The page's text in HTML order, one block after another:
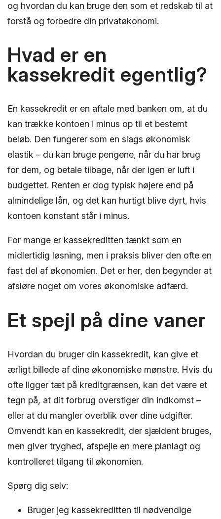
og hvordan du kan bruge den som et redskab til at
forstå og forbedre din privatøkonomi.
Hvad er en
kassekredit egentlig?
En kassekredit er en aftale med banken om, at du
kan trække kontoen i minus op til et bestemt
beløb. Den fungerer som en slags økonomisk
elastik – du kan bruge pengene, når du har brug
for dem, og betale tilbage, når der igen er luft i
budgettet. Renten er dog typisk højere end på
almindelige lån, og det kan hurtigt blive dyrt, hvis
kontoen konstant står i minus.
For mange er kassekreditten tænkt som en
midlertidig løsning, men i praksis bliver den ofte en
fast del af økonomien. Det er her, den begynder at
afsløre noget om vores økonomiske adfærd.
Et spejl på dine vaner
Hvordan du bruger din kassekredit, kan give et
ærligt billede af dine økonomiske mønstre. Hvis du
ofte ligger tæt på kreditgrænsen, kan det være et
tegn på, at dit forbrug overstiger din indkomst –
eller at du mangler overblik over dine udgifter.
Omvendt kan en kassekredit, der sjældent bruges,
men giver tryghed, afspejle en mere planlagt og
kontrolleret tilgang til økonomien.
Spørg dig selv:
Bruger jeg kassekreditten til nødvendige